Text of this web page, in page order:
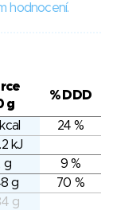
hodnocení.
g
% DDD
24 %
kJ
g
9 %
g
70 %
g